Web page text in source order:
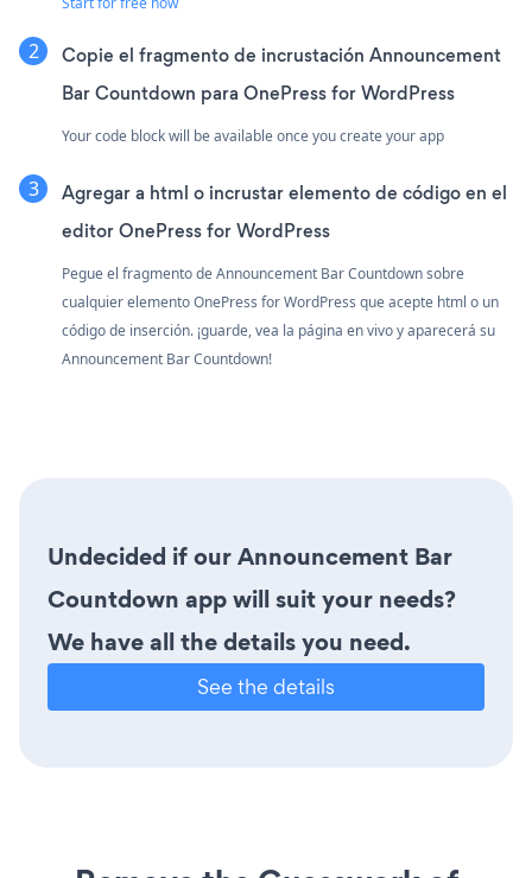
Copie el fragmento de incrustación Announcement
Bar Countdown para OnePress for WordPress
Your code block will be available once you create your app
Agregar a html o incrustar elemento de código en el
editor OnePress for WordPress
Pegue el fragmento de Announcement Bar Countdown sobre
cualquier elemento OnePress for WordPress que acepte html o un
código de inserción. ¡guarde, vea la página en vivo y aparecerá su
Announcement Bar Countdown!
Undecided if our Announcement Bar
Countdown app will suit your needs?
We have all the details you need.
See the details